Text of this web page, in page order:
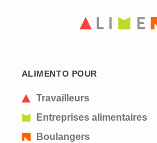
ALIMENTO POUR
Travailleurs
Entreprises alimentaires
Boulangers